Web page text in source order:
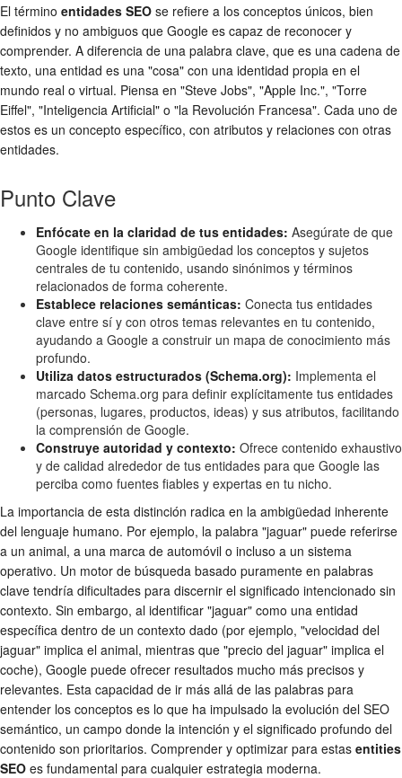
El término entidades SEO se refiere a los conceptos únicos, bien
definidos y no ambiguos que Google es capaz de reconocer y
comprender. A diferencia de una palabra clave, que es una cadena de
texto, una entidad es una "cosa" con una identidad propia en el
mundo real o virtual. Piensa en "Steve Jobs", "Apple Inc.", "Torre
Eiffel", "Inteligencia Artificial" o "la Revolución Francesa". Cada uno de
estos es un concepto específico, con atributos y relaciones con otras
entidades.
Punto Clave
Enfócate en la claridad de tus entidades: Asegúrate de que
Google identifique sin ambigüedad los conceptos y sujetos
centrales de tu contenido, usando sinónimos y términos
relacionados de forma coherente.
Establece relaciones semánticas: Conecta tus entidades
clave entre sí y con otros temas relevantes en tu contenido,
ayudando a Google a construir un mapa de conocimiento más
profundo.
Utiliza datos estructurados (Schema.org): Implementa el
marcado Schema.org para definir explícitamente tus entidades
(personas, lugares, productos, ideas) y sus atributos, facilitando
la comprensión de Google.
Construye autoridad y contexto: Ofrece contenido exhaustivo
y de calidad alrededor de tus entidades para que Google las
perciba como fuentes fiables y expertas en tu nicho.
La importancia de esta distinción radica en la ambigüedad inherente
del lenguaje humano. Por ejemplo, la palabra "jaguar" puede referirse
a un animal, a una marca de automóvil o incluso a un sistema
operativo. Un motor de búsqueda basado puramente en palabras
clave tendría dificultades para discernir el significado intencionado sin
contexto. Sin embargo, al identificar "jaguar" como una entidad
específica dentro de un contexto dado (por ejemplo, "velocidad del
jaguar" implica el animal, mientras que "precio del jaguar" implica el
coche), Google puede ofrecer resultados mucho más precisos y
relevantes. Esta capacidad de ir más allá de las palabras para
entender los conceptos es lo que ha impulsado la evolución del SEO
semántico, un campo donde la intención y el significado profundo del
contenido son prioritarios. Comprender y optimizar para estas entities
SEO es fundamental para cualquier estrategia moderna.